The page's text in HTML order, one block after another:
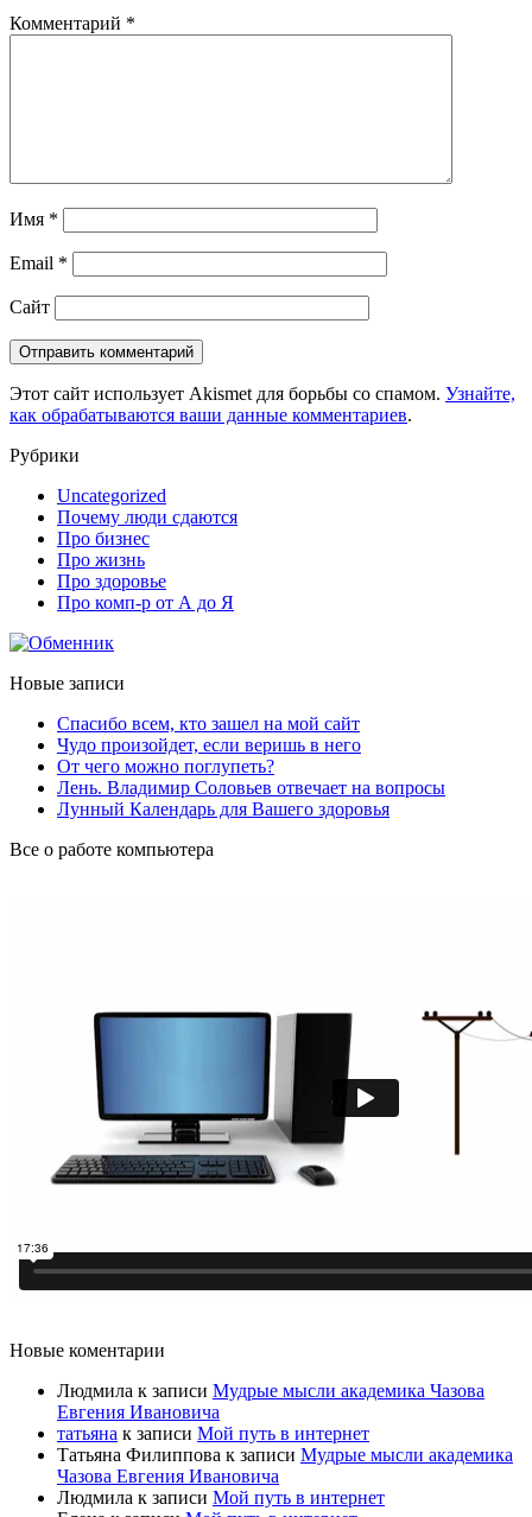
Комментарий *
Имя *
Email *
Сайт
Этот сайт использует Akismet для борьбы со спамом. Узнайте,
как обрабатываются ваши данные комментариев.
Рубрики
Uncategorized
Почему люди сдаются
Про бизнес
Про жизнь
Про здоровье
Про комп-р от А до Я
Новые записи
Спасибо всем, кто зашел на мой сайт
Чудо произойдет, если веришь в него
От чего можно поглупеть?
Лень. Владимир Соловьев отвечает на вопросы
Лунный Календарь для Вашего здоровья
Все о работе компьютера
Новые коментарии
Людмила к записи Мудрые мысли академика Чазова
Евгения Ивановича
татьяна к записи Мой путь в интернет
Татьяна Филиппова к записи Мудрые мысли академика
Чазова Евгения Ивановича
Людмила к записи Мой путь в интернет